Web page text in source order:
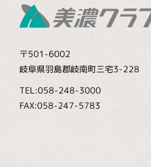
〒501-6002
岐阜県羽島郡岐南町三宅3-228
TEL:058-248-3000
FAX:058-247-5783